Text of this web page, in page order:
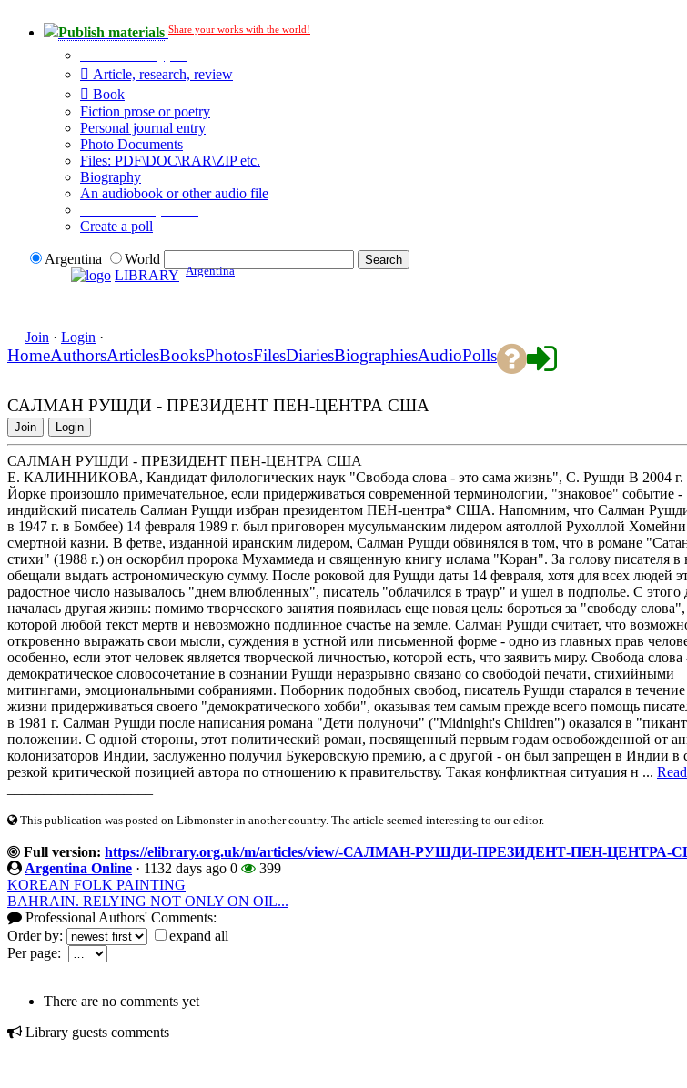
Publish materials Share your works with the world!
Article, research, review
Book
Fiction prose or poetry
Personal journal entry
Photo Documents
Files: PDF\DOC\RAR\ZIP etc.
Biography
An audiobook or other audio file
Create a poll
Argentina
World
LIBRARY Argentina
Join · Login ·
HomeAuthorsArticlesBooksPhotosFilesDiariesBiographiesAudioPolls
САЛМАН РУШДИ - ПРЕЗИДЕНТ ПЕН-ЦЕНТРА США
Join Login
САЛМАН РУШДИ - ПРЕЗИДЕНТ ПЕН-ЦЕНТРА США
Е. КАЛИННИКОВА, Кандидат филологических наук "Свобода слова - это сама жизнь", С. Рушди В 2004
Йорке произошло примечательное, если придерживаться современной терминологии, "знаковое" событие -
индийский писатель Салман Рушди избран президентом ПЕН-центра* США. Напомним, что Салман
в 1947 г. в Бомбее) 14 февраля 1989 г. был приговорен мусульманским лидером аятоллой Рухоллой
смертной казни. В фетве, изданной иранским лидером, Салман Рушди обвинялся в том, что в романе
стихи" (1988 г.) он оскорбил пророка Мухаммеда и священную книгу ислама "Коран". За голову писателя в
обещали выдать астрономическую сумму. После роковой для Рушди даты 14 февраля, хотя для всех людей
радостное число называлось "днем влюбленных", писатель "облачился в траур" и ушел в подполье. С этого
началась другая жизнь: помимо творческого занятия появилась еще новая цель: бороться за "свободу слова",
которой любой текст мертв и невозможно подлинное счастье на земле. Салман Рушди считает, что
откровенно выражать свои мысли, суждения в устной или письменной форме - одно из главных прав
особенно, если этот человек является творческой личностью, которой есть, что заявить миру. Свобода слова
демократическое словосочетание в сознании Рушди неразрывно связано со свободой печати, стихийными
митингами, эмоциональными собраниями. Поборник подобных свобод, писатель Рушди старался в течение
жизни придерживаться своего "демократического хобби", оказывая тем самым прежде всего помощь
в 1981 г. Салман Рушди после написания романа "Дети полуночи" ("Midnight's Children") оказался в
положении. С одной стороны, этот политический роман, посвященный первым годам освобожденной от
колонизаторов Индии, заслуженно получил Букеровскую премию, а с другой - он был запрещен в Индии в
резкой критической позицией автора по отношению к правительству. Такая конфликтная ситуация н ...
This publication was posted on Libmonster in another country. The article seemed interesting to our editor.
Full version: https://elibrary.org.uk/m/articles/view/-САЛМАН-РУШДИ-ПРЕЗИДЕНТ-ПЕН-ЦЕНТРА-
Argentina Online · 1132 days ago 0
399
KOREAN FOLK PAINTING
BAHRAIN. RELYING NOT ONLY ON OIL...
Professional Authors' Comments:
Order by:
expand all
Per page:
There are no comments yet
Library guests comments